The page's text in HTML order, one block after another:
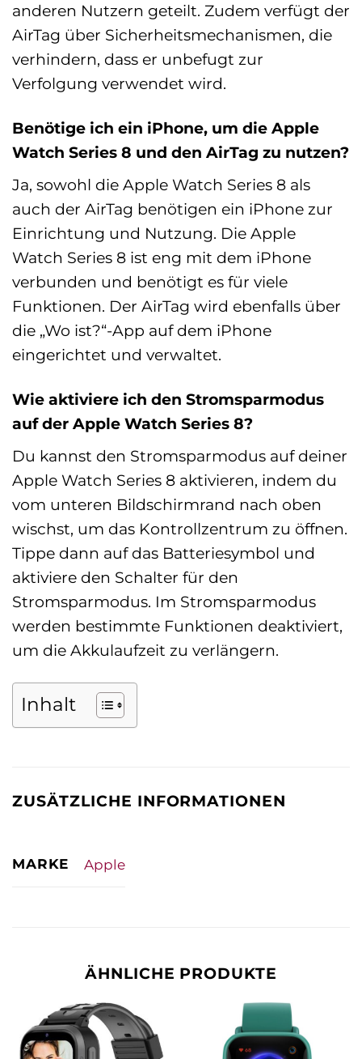
anderen Nutzern geteilt. Zudem verfügt der
AirTag über Sicherheitsmechanismen, die
verhindern, dass er unbefugt zur
Verfolgung verwendet wird.
Benötige ich ein iPhone, um die Apple
Watch Series 8 und den AirTag zu nutzen?
Ja, sowohl die Apple Watch Series 8 als
auch der AirTag benötigen ein iPhone zur
Einrichtung und Nutzung. Die Apple
Watch Series 8 ist eng mit dem iPhone
verbunden und benötigt es für viele
Funktionen. Der AirTag wird ebenfalls über
die „Wo ist?“-App auf dem iPhone
eingerichtet und verwaltet.
Wie aktiviere ich den Stromsparmodus
auf der Apple Watch Series 8?
Du kannst den Stromsparmodus auf deiner
Apple Watch Series 8 aktivieren, indem du
vom unteren Bildschirmrand nach oben
wischst, um das Kontrollzentrum zu öffnen.
Tippe dann auf das Batteriesymbol und
aktiviere den Schalter für den
Stromsparmodus. Im Stromsparmodus
werden bestimmte Funktionen deaktiviert,
um die Akkulaufzeit zu verlängern.
Inhalt
ZUSÄTZLICHE INFORMATIONEN
MARKE Apple
ÄHNLICHE PRODUKTE